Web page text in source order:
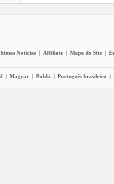
Notícias | Affiliate | Mapa do Site |
| Magyar | Polski | Português brasileiro |